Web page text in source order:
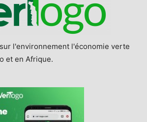
l'environnement l'économie verte
et en Afrique.